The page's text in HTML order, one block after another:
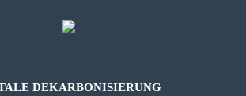
DEKARBONISIERUNG